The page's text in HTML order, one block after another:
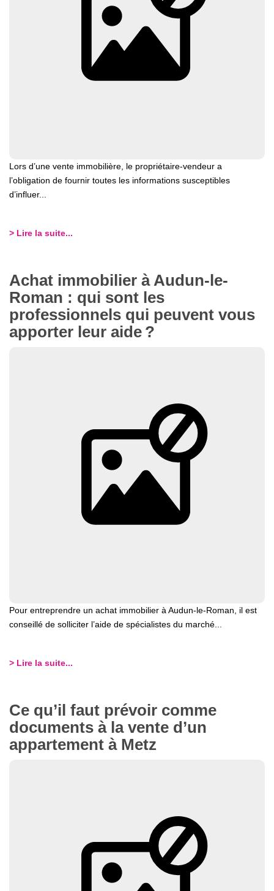
Lors d’une vente immobilière, le propriétaire-vendeur a
l’obligation de fournir toutes les informations susceptibles
d’influer...
> Lire la suite...
Achat immobilier à Audun-le-
Roman : qui sont les
professionnels qui peuvent vous
apporter leur aide ?
Pour entreprendre un achat immobilier à Audun-le-Roman, il est
conseillé de solliciter l’aide de spécialistes du marché...
> Lire la suite...
Ce qu’il faut prévoir comme
documents à la vente d’un
appartement à Metz